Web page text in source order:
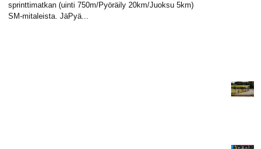
sprinttimatkan (uinti 750m/Pyöräily 20km/Juoksu 5km)
SM-mitaleista. JäPyä...